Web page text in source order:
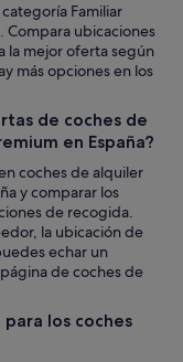
Familiar
Compara ubicaciones
la mejor oferta según
más opciones en los
de coches de
en España?
coches de alquiler
y comparar los
de recogida.
la ubicación de
echar un
de coches de
los coches